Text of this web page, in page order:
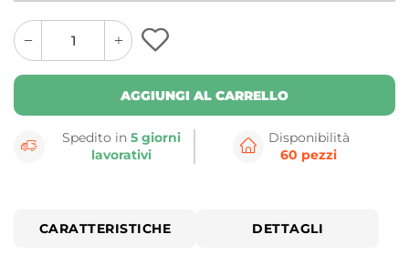
quantity
button
quantity
minus
button
AGGIUNGI AL CARRELLO
Spedito in5 giorni
lavorativi
Disponibilità
60 pezzi
CARATTERISTICHE DETTAGLI